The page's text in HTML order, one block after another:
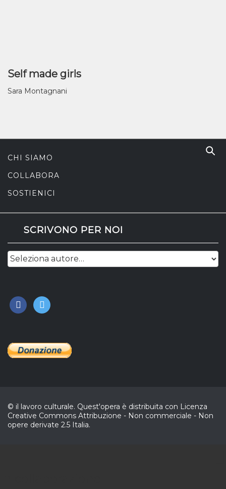
Self made girls
Sara Montagnani
CHI SIAMO
COLLABORA
SOSTIENICI
SCRIVONO PER NOI
facebook
twitter
© il lavoro culturale. Quest'opera è distribuita con Licenza
Creative Commons Attribuzione - Non commerciale - Non
opere derivate 2.5 Italia.